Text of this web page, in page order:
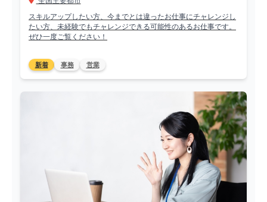
スキルアップしたい方、今までとは違ったお仕事にチャレンジし
たい方、未経験でもチャレンジできる可能性のあるお仕事です。
ぜひ一度ご覧ください！
新着 事務 営業